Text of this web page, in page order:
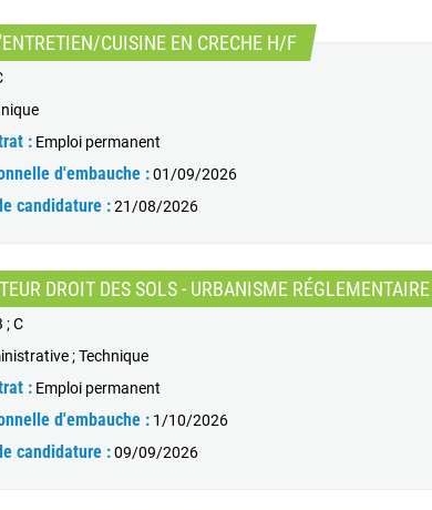
CUISINE EN CRECHE H/F(Nouvelle
: Emploi permanent
d'embauche : 01/09/2026
candidature : 21/08/2026
DROIT DES SOLS - URBANISME
; C
; Technique
: Emploi permanent
d'embauche : 1/10/2026
candidature : 09/09/2026